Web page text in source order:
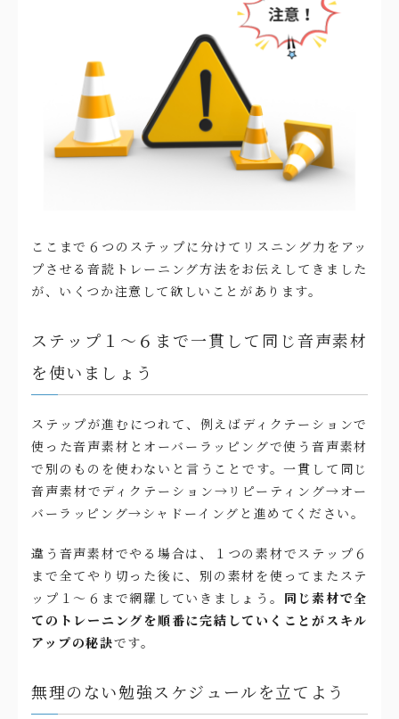
ここまで６つのステップに分けてリスニング力をアッ
プさせる音読トレーニング方法をお伝えしてきました
が、いくつか注意して欲しいことがあります。
ステップ１〜６まで一貫して同じ音声素材
を使いましょう
ステップが進むにつれて、例えばディクテーションで
使った音声素材とオーバーラッピングで使う音声素材
で別のものを使わないと言うことです。一貫して同じ
音声素材でディクテーション→リピーティング→オー
バーラッピング→シャドーイングと進めてください。
違う音声素材でやる場合は、１つの素材でステップ６
まで全てやり切った後に、別の素材を使ってまたステ
ップ１〜６まで網羅していきましょう。 同じ素材で全
てのトレーニングを順番に完結していくことがスキル
アップの秘訣です。
無理のない勉強スケジュールを立てよう